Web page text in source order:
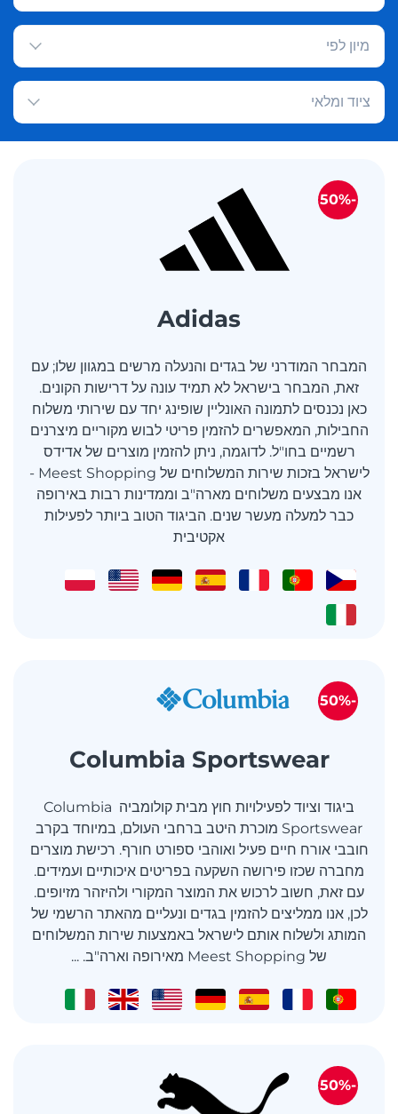
מיון לפי
ציוד ומלאי
Adidas
המבחר המודרני של בגדים והנעלה מרשים במגוון שלו; עם
זאת, המבחר בישראל לא תמיד עונה על דרישות הקונים.
כאן נכנסים לתמונה האונליין שופינג יחד עם שירותי משלוח
החבילות, המאפשרים להזמין פריטי לבוש מקוריים מיצרנים
רשמיים בחו"ל. לדוגמה, ניתן להזמין מוצרים של אדידס
לישראל בזכות שירות המשלוחים של Meest Shopping -
אנו מבצעים משלוחים מארה"ב וממדינות רבות באירופה
כבר למעלה מעשר שנים. הביגוד הטוב ביותר לפעילות
אקטיבית
-50%
Columbia Sportswear
ביגוד וציוד לפעילויות חוץ מבית קולומביה Columbia
Sportswear מוכרת היטב ברחבי העולם, במיוחד בקרב
חובבי אורח חיים פעיל ואוהבי ספורט חורף. רכישת מוצרים
מחברה שכזו פירושה השקעה בפריטים איכותיים ועמידים.
עם זאת, חשוב לרכוש את המוצר המקורי ולהיזהר מזיופים.
לכן, אנו ממליצים להזמין בגדים ונעליים מהאתר הרשמי של
המותג ולשלוח אותם לישראל באמצעות שירות המשלוחים
של Meest Shopping מאירופה וארה"ב. ...
-50%
-50%